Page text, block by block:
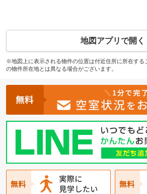
地図アプリで開く
※地図上に表示される物件の位置は付近住所に所在する
の物件所在地とは異なる場合がございます。